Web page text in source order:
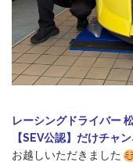
レーシングドライバー
【SEV公認】だけチャ
お越しいただきました